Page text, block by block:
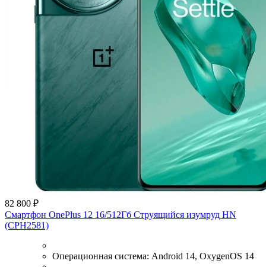
82 800 ₽
Смартфон OnePlus 12 16/512Гб Струящийся изумруд HN
(CPH2581)
Операционная система: Android 14, OxygenOS 14